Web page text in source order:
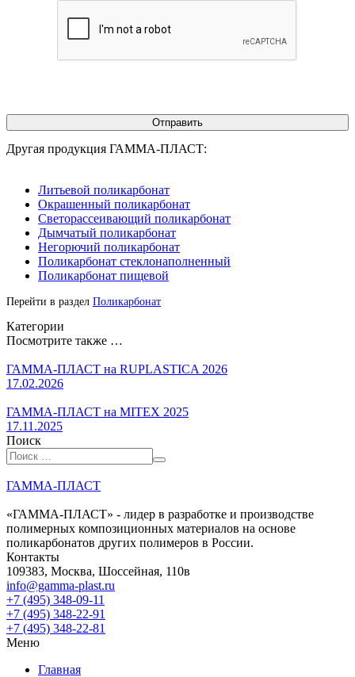
Другая продукция ГАММА-ПЛАСТ:
Литьевой поликарбонат
Окрашенный поликарбонат
Светорассеивающий поликарбонат
Дымчатый поликарбонат
Негорючий поликарбонат
Поликарбонат стеклонаполненный
Поликарбонат пищевой
Перейти в раздел Поликарбонат
Категории
Посмотрите также …
ГАММА-ПЛАСТ на RUPLASTICA 2026
17.02.2026
ГАММА-ПЛАСТ на MITEX 2025
17.11.2025
Поиск
ГАММА-ПЛАСТ
«ГАММА-ПЛАСТ» - лидер в разработке и производстве
полимерных композиционных материалов на основе
поликарбонатов других полимеров в России.
Контакты
109383, Москва, Шоссейная, 110в
info@gamma-plast.ru
+7 (495) 348-09-11
+7 (495) 348-22-91
+7 (495) 348-22-81
Меню
Главная